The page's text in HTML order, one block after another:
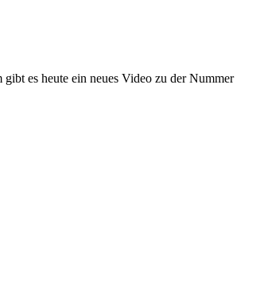
es heute ein neues Video zu der Nummer